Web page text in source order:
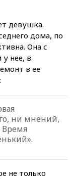
девушка.
дома, по
Она с
нее, в
в ее
ни мнений,
Время
не только